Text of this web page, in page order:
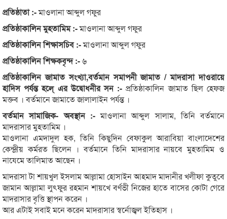
প্রতিষ্ঠাতা :-মাওলানা আব্দুল গফুর
প্রতিষ্ঠাকালিন মুহতামিম :-মাওলানা আব্দুল গফুর
প্রতিষ্ঠাকালিন শিক্ষাসচিব :-মাওলানা আব্দুল গফুর
প্রতিষ্ঠাকালিন শিক্ষকবৃন্দ :-৬
প্রতিষ্ঠাকালিন জামাত সংখ্যা,বর্তমান সমাপনী জামাত / মাদরাসা দাওরায়ে
হাদিস পর্যন্ত হলে্ এর উদ্বোধনীর সন :-প্রতিষ্ঠাকালিন জামাত ছিল হেফজ
মক্তব । বর্তমানে জামাতে জালালাইন পর্যন্ত ।
বর্তমান সামাজিক- অবস্থান :-মাওলানা আব্দুল সালাম, তিনি বর্তমানে
মাদরাসার মুহতামিম ।
মাওলানা এমদাদুল হক, তিনি কিছুদিন বেফাকুল আরাবিয়া বাংলাদেশের
কেন্দ্রীয় কর্মরত ছিলেন । বর্তমানে তিনি মাদরাসার নায়বে মুহতামিম ও
নাযেমে তালিমাত আছেন ।
মাদরাসা টা শায়খুল ইসলাম আল্লামা হোসাইন আহমাদ মাদানীর খলীফা কুতুবে
জামান আল্লামা লুৎফুর রহমান শায়খে বর্ণভী নিজের হাতে বাসের কোটা গেরে
মাদরাসার বৃত্তি স্থাপন করেন ।
আর এটাই সবাই মনে করেন মাদরাসার স্বর্নোজ্বল ইতিহাস ।